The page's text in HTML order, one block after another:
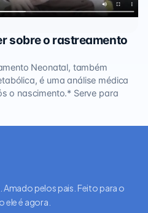
sobre o rastreamento
Neonatal, também
é uma análise médica
o nascimento.* Serve para
pelos pais. Feito para o
é agora.